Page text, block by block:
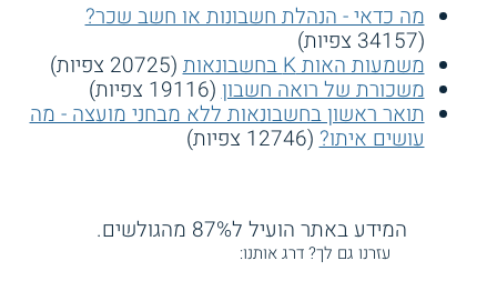
מה כדאי - הנהלת חשבונות או חשב שכר?
(34157 צפיות)
משמעות האות K בחשבונאות (20725 צפיות)
משכורת של רואה חשבון(19116 צפיות)
תואר ראשון בחשבונאות ללא מבחני מועצה - מה
עושים איתו?(12746 צפיות)
המידע באתר הועיל ל87% מהגולשים.
עזרנו גם לך? דרג אותנו: